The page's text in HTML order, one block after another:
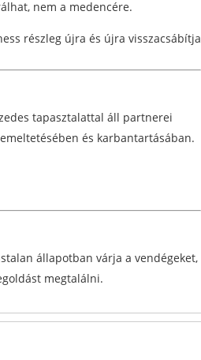
nem a medencére.
részleg újra és újra visszacsábítja
tapasztalattal áll partnerei
és karbantartásában.
állapotban várja a vendégeket,
megtalálni.